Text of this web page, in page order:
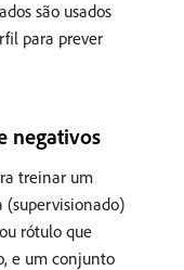
são usados
para prever
negativos
treinar um
(supervisionado)
rótulo que
e um conjunto